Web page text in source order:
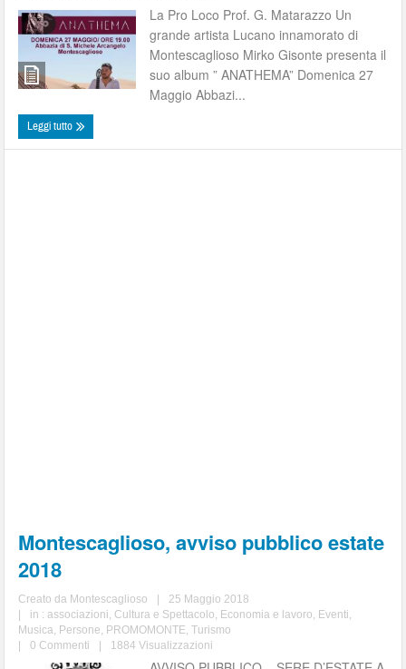
La Pro Loco Prof. G. Matarazzo Un
grande artista Lucano innamorato di
Montescaglioso Mirko Gisonte presenta il
suo album ” ANATHEMA” Domenica 27
Maggio Abbazi...
Leggi tutto
Montescaglioso, avviso pubblico estate
2018
Creato da Montescaglioso
25 Maggio 2018
in :associazioni, Cultura e Spettacolo, Economia e lavoro, Eventi,
Musica, Persone, PROMOMONTE,Turismo
0 Commenti 1884 Visualizzazioni